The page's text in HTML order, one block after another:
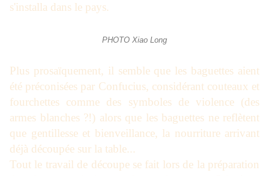
s'installa dans le pays.
PHOTO Xiao Long
Plus prosaïquement, il semble que les baguettes aient
été préconisées par Confucius, considérant couteaux et
fourchettes comme des symboles de violence (des
armes blanches ?!) alors que les baguettes ne reflètent
que gentillesse et bienveillance, la nourriture arrivant
déjà découpée sur la table...
Tout le travail de découpe se fait lors de la préparation